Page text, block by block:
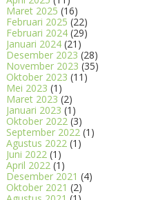
Maret 2025 (16)
Februari 2025 (22)
Februari 2024(29)
Januari 2024(21)
Desember 2023 (28)
November 2023 (35)
Oktober 2023 (11)
Mei 2023 (1)
Maret 2023 (2)
Januari 2023 (1)
Oktober 2022 (3)
September 2022 (1)
Agustus 2022 (1)
Juni 2022 (1)
April 2022 (1)
Desember 2021 (4)
Oktober 2021 (2)